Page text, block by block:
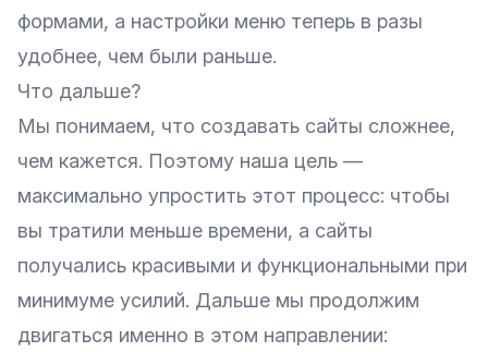
формами, а настройки меню теперь в разы
удобнее, чем были раньше.
Что дальше?
Мы понимаем, что создавать сайты сложнее,
чем кажется. Поэтому наша цель —
максимально упростить этот процесс: чтобы
вы тратили меньше времени, а сайты
получались красивыми и функциональными при
минимуме усилий. Дальше мы продолжим
двигаться именно в этом направлении: